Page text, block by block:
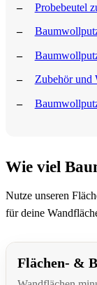
Probebeutel
Zubehör und
Wie viel
Nutze unseren
für deine
Flächen- &